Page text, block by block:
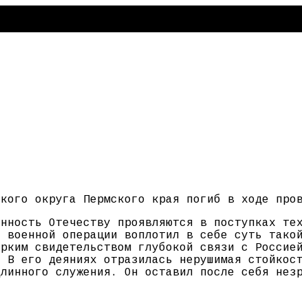
округа Пермского края погиб в ходе
Отечеству проявляются в поступках
военной операции воплотил в себе суть
свидетельством глубокой связи с
его деяниях отразилась нерушимая
служения. Он оставил после себя